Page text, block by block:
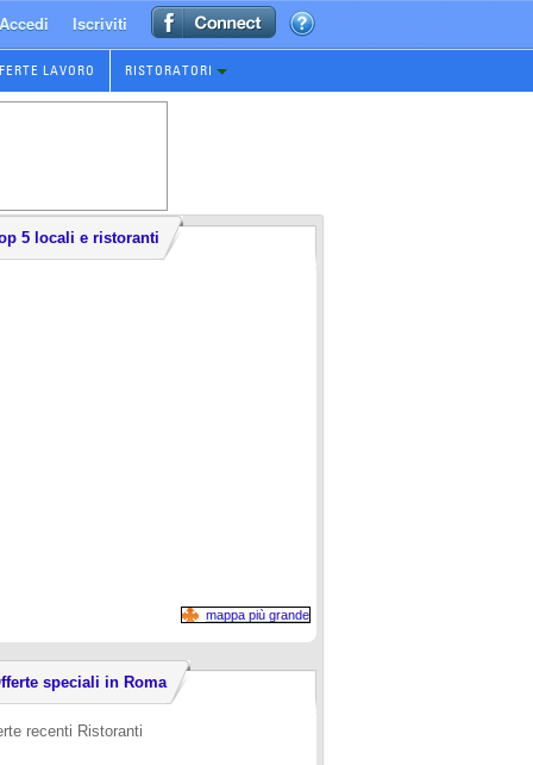
Accedi Iscriviti
LAVORO RISTORATORI
5 locali e ristoranti
mappa più grande
speciali in Roma
recenti Ristoranti